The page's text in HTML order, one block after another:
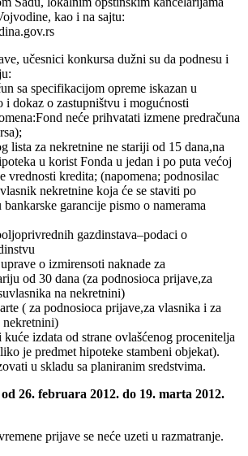
kao i na sajtu:
učesnici konkursa dužni su da podnesu i
sa specifikacijom opreme iskazan u
i dokaz o zastupništvu i mogućnosti
neće prihvatati izmene predračuna
za nekretnine ne stariji od 15 dana,na
u korist Fonda u jedan i po puta većoj
vrednosti kredita; (napomena; podnosilac
nekretnine koja će se staviti po
garancije pismo o namerama
gazdinstava–podaci o
o izmirensoti naknade za
od 30 dana (za podnosioca prijave,za
na nekretnini)
( za podnosioca prijave,za vlasnika i za
nekretnini)
izdata od strane ovlašćenog procenitelja
je predmet hipoteke stambeni objekat).
u skladu sa planiranim sredstvima.
26. februara 2012. do 19. marta 2012.
prijave se neće uzeti u razmatranje.